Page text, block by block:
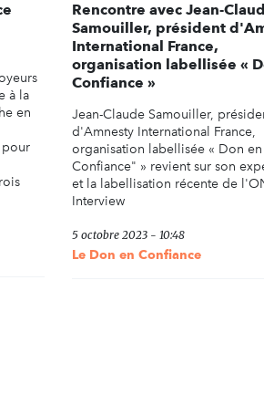
à la
en
pour
Rencontre avec Jean-
Samouiller, président
International France,
organisation labellisée «
Confiance »
Jean-Claude Samouiller,
d'Amnesty International France,
organisation labellisée « Don en
Confiance" » revient sur son
et la labellisation récente de
Interview
5 octobre 2023 - 10:48
Le Don en Confiance